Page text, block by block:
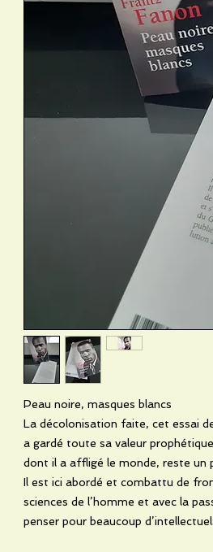
Peau noire, masques blancs
La décolonisation faite, cet essai
a gardé toute sa valeur
dont il a affligé le monde, reste un
Il est ici abordé et combattu de
sciences de l’homme et avec la
penser pour beaucoup